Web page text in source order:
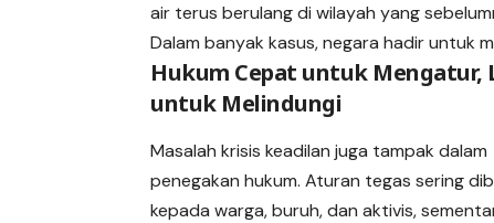
air terus berulang di wilayah yang
Dalam banyak kasus, negara hadir untuk
Hukum Cepat untuk Mengatur,
untuk Melindungi
Masalah krisis keadilan juga tampak dalam
penegakan hukum. Aturan tegas sering
kepada warga, buruh, dan aktivis,